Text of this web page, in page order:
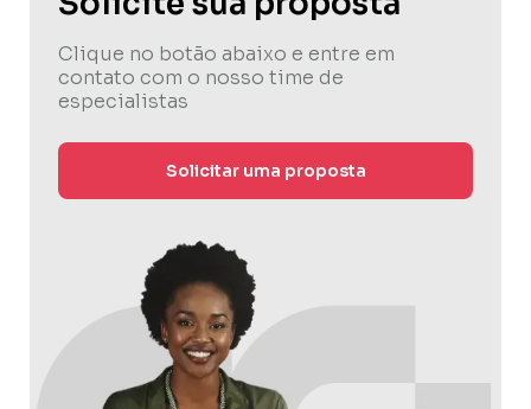
Clique no botão abaixo e entre em
contato com o nosso time de
especialistas
Solicitar uma proposta